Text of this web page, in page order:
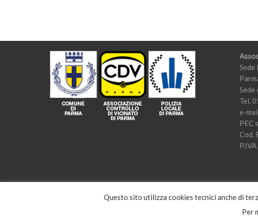
Sede
Sede
Tel.
e-
PEC
Cod.
Questo sito utilizza cookies tecnici anche di
Per